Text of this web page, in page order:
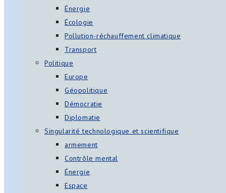
Énergie
Écologie
Pollution-réchauffement climatique
Transport
Politique
Europe
Géopolitique
Démocratie
Diplomatie
Singularité technologique et scientifique
armement
Contrôle mental
Énergie
Espace